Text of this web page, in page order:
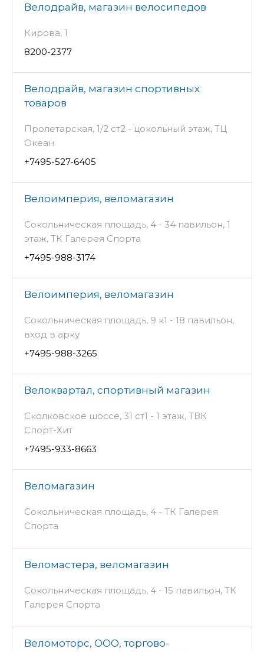
Велодрайв, магазин велосипедов
Кирова, 1
8200-2377
Велодрайв, магазин спортивных
товаров
Пролетарская, 1/2 ст2 - цокольный этаж, ТЦ
Океан
+7495-527-6405
Велоимперия, веломагазин
Сокольническая площадь, 4 - 34 павильон, 1
этаж, ТК Галерея Спорта
+7495-988-3174
Велоимперия, веломагазин
Сокольническая площадь, 9 к1 - 18 павильон,
вход в арку
+7495-988-3265
Велоквартал, спортивный магазин
Сколковское шоссе, 31 ст1 - 1 этаж, ТВК
Спорт-Хит
+7495-933-8663
Веломагазин
Сокольническая площадь, 4 - ТК Галерея
Спорта
Веломастера, веломагазин
Сокольническая площадь, 4 - 15 павильон, ТК
Галерея Спорта
Веломоторс, ООО, торгово-